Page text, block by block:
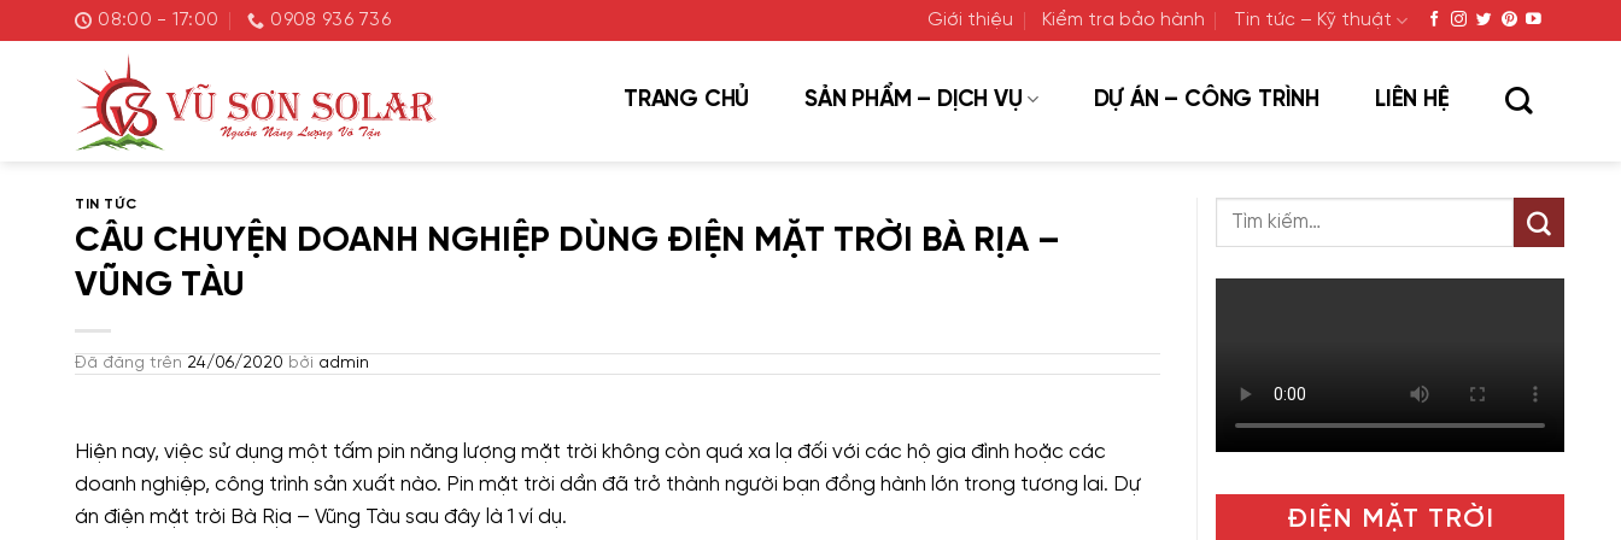
đến
08:00 - 17:00 0908 936 736 Giới thiệu Kiểm tra bảo hành Tin tức – Kỹ thuật
TRANG CHỦ SẢN PHẨM – DỊCH VỤ DỰ ÁN – CÔNG TRÌNH LIÊN HỆ
TIN TỨC
CÂU CHUYỆN DOANH NGHIỆP DÙNG ĐIỆN MẶT TRỜI BÀ RỊA –
VŨNG TÀU
Đã đăng trên 24/06/2020 bởi admin
Hiện nay, việc sử dụng một tấm pin năng lượng mặt trời không còn quá xa lạ đối với các hộ gia đình hoặc các
doanh nghiệp, công trình sản xuất nào. Pin mặt trời dần đã trở thành người bạn đồng hành lớn trong tương lai. Dự
án điện mặt trời Bà Rịa – Vũng Tàu sau đây là 1 ví dụ.
ĐIỆN MẶT TRỜI